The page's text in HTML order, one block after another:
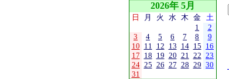
2026年 5月
日 月 火 水 木 金 土
1
2
3
4 5 6 7 8
9
10 11 12 13 14 15 16
17 18 19 20 21 22 23
24 25 26 27 28 29 30
31